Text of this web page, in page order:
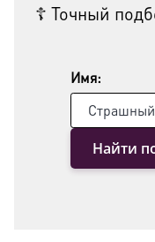
☦ Точный
Имя:
Найти